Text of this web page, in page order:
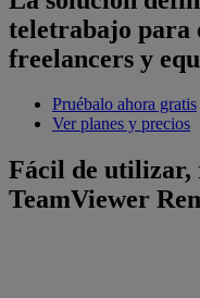
teletrabajo para
freelancers y
Pruébalo ahora gratis
Ver planes y precios
Fácil de utilizar,
TeamViewer